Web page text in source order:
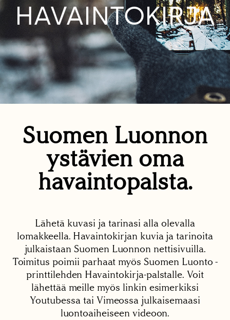
HAVAINTOKIRJA
Suomen Luonnon
ystävien oma
havaintopalsta.
Lähetä kuvasi ja tarinasi alla olevalla
lomakkeella. Havaintokirjan kuvia ja tarinoita
julkaistaan Suomen Luonnon nettisivuilla.
Toimitus poimii parhaat myös Suomen Luonto -
printtilehden Havaintokirja-palstalle. Voit
lähettää meille myös linkin esimerkiksi
Youtubessa tai Vimeossa julkaisemaasi
luontoaiheiseen videoon.